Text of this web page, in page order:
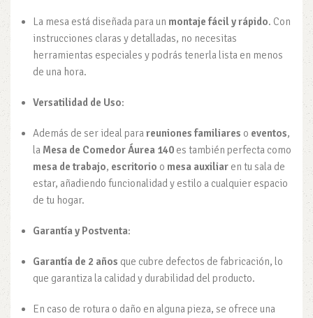
La mesa está diseñada para un montaje fácil y rápido. Con
instrucciones claras y detalladas, no necesitas
herramientas especiales y podrás tenerla lista en menos
de una hora.
Versatilidad de Uso:
Además de ser ideal para reuniones familiares o eventos,
la Mesa de Comedor Áurea 140 es también perfecta como
mesa de trabajo, escritorio o mesa auxiliar en tu sala de
estar, añadiendo funcionalidad y estilo a cualquier espacio
de tu hogar.
Garantía y Postventa:
Garantía de 2 años que cubre defectos de fabricación, lo
que garantiza la calidad y durabilidad del producto.
En caso de rotura o daño en alguna pieza, se ofrece una